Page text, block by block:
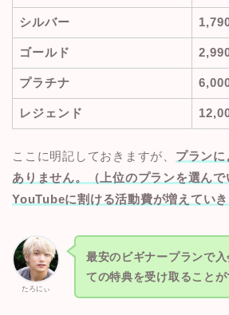
シルバー
ゴールド
プラチナ
レジェンド
ここに明記しておきますが、 プラン
ありません。（ 上位のプランを選ん
YouTubeに割ける活動費が増えていき
たろにぃ
最安のビギナープランで
ての特典を受け取ることが